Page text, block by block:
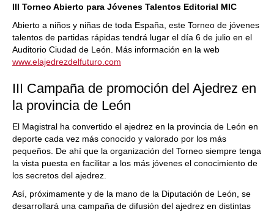
III Torneo Abierto para Jóvenes Talentos Editorial MIC
Abierto a niños y niñas de toda España, este Torneo de jóvenes
talentos de partidas rápidas tendrá lugar el día 6 de julio en el
Auditorio Ciudad de León. Más información en la web
www.elajedrezdelfuturo.com
III Campaña de promoción del Ajedrez en
la provincia de León
El Magistral ha convertido el ajedrez en la provincia de León en
deporte cada vez más conocido y valorado por los más
pequeños. De ahí que la organización del Torneo siempre tenga
la vista puesta en facilitar a los más jóvenes el conocimiento de
los secretos del ajedrez.
Así, próximamente y de la mano de la Diputación de León, se
desarrollará una campaña de difusión del ajedrez en distintas